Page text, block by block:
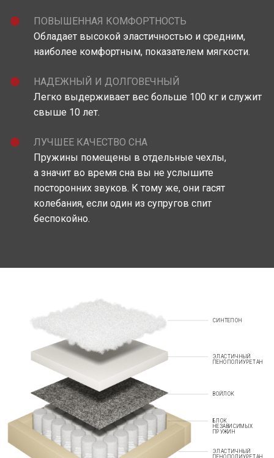
ПОВЫШЕННАЯ КОМФОРТНОСТЬ
Обладает высокой эластичностью и средним,
наиболее комфортным, показателем мягкости.
НАДЕЖНЫЙ И ДОЛГОВЕЧНЫЙ
Легко выдерживает вес больше 100 кг и служит
свыше 10 лет.
ЛУЧШЕЕ КАЧЕСТВО СНА
Пружины помещены в отдельные чехлы,
а значит во время сна вы не услышите
посторонних звуков. К тому же, они гасят
колебания, если один из супругов спит
беспокойно.
СИНТЕПОН
ЭЛАСТИЧНЫЙ
ПЕНОПОЛИУРЕТАН
ВОЙЛОК
БЛОК
НЕЗАВИСИМЫХ
ПРУЖИН
ЭЛАСТИЧНЫЙ